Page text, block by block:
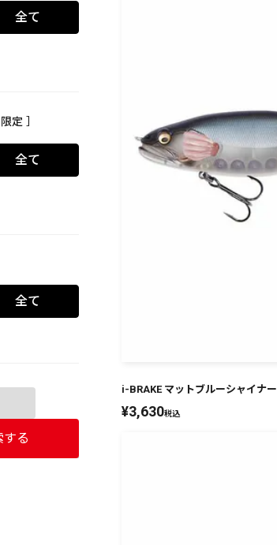
2026 NEW PRODUCTS
全て
定 ］
全て
全て
する
i-BRAKE マットブルーシャイナー
¥3,630税込